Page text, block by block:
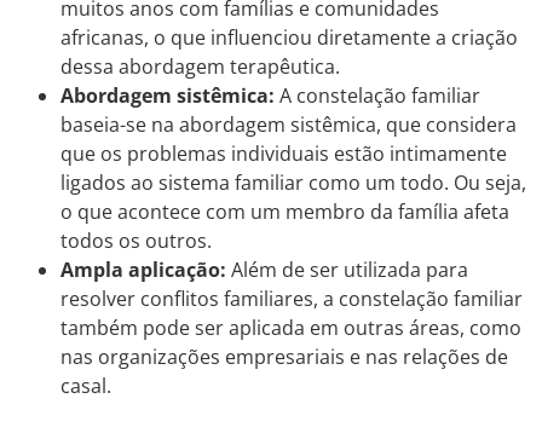
muitos anos com famílias e comunidades
africanas, o que influenciou diretamente a criação
dessa abordagem terapêutica.
Abordagem sistêmica: A constelação familiar
baseia-se na abordagem sistêmica, que considera
que os problemas individuais estão intimamente
ligados ao sistema familiar como um todo. Ou seja,
o que acontece com um membro da família afeta
todos os outros.
Ampla aplicação: Além de ser utilizada para
resolver conflitos familiares, a constelação familiar
também pode ser aplicada em outras áreas, como
nas organizações empresariais e nas relações de
casal.